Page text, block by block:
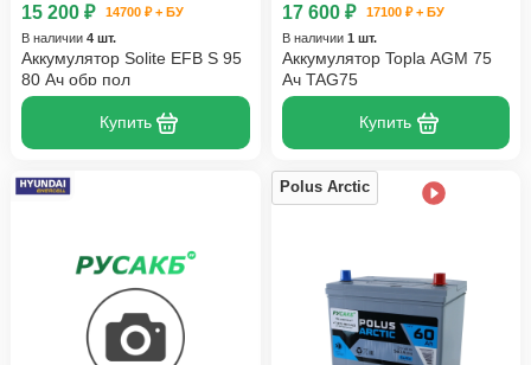
15 200 ₽
14700 ₽ + БУ
В наличии 4 шт.
Аккумулятор Solite EFB S 95
80 Ач обр пол
Купить
17 600 ₽
17100 ₽ + БУ
В наличии 1 шт.
Аккумулятор Topla AGM 75
Ач TAG75
Купить
Polus Arctic